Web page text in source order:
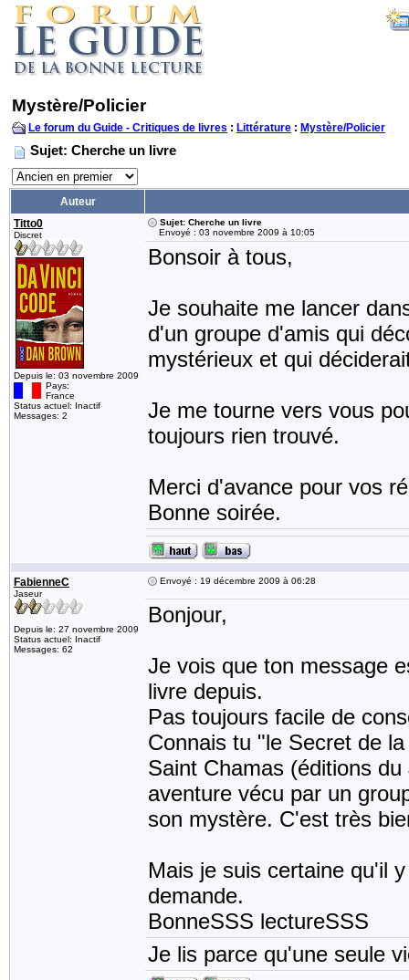
Mystère/Policier
Le forum du Guide - Critiques de livres : Littérature : Mystère/Policier
Sujet: Cherche un livre
Auteur
Titto0
Discret
Depuis le: 03 novembre 2009
Pays:
France
Status actuel: Inactif
Messages: 2
Sujet: Cherche un livre
Envoyé : 03 novembre 2009 à 10:05
Bonsoir à tous,
Je souhaite me lancer
d'un groupe d'amis qui
mystérieux et qui
Je me tourne vers vous
toujours rien trouvé.
Merci d'avance pour vos
Bonne soirée.
FabienneC
Jaseur
Depuis le: 27 novembre 2009
Status actuel: Inactif
Messages: 62
Envoyé : 19 décembre 2009 à 06:28
Bonjour,
Je vois que ton message
livre depuis.
Pas toujours facile de
Connais tu "le Secret de
Saint Chamas (éditions
aventure vécu par un
son mystère. C'est très
Mais je suis certaine qu'il
demande.
BonneSSS lectureSSS
Je lis parce qu'une seule